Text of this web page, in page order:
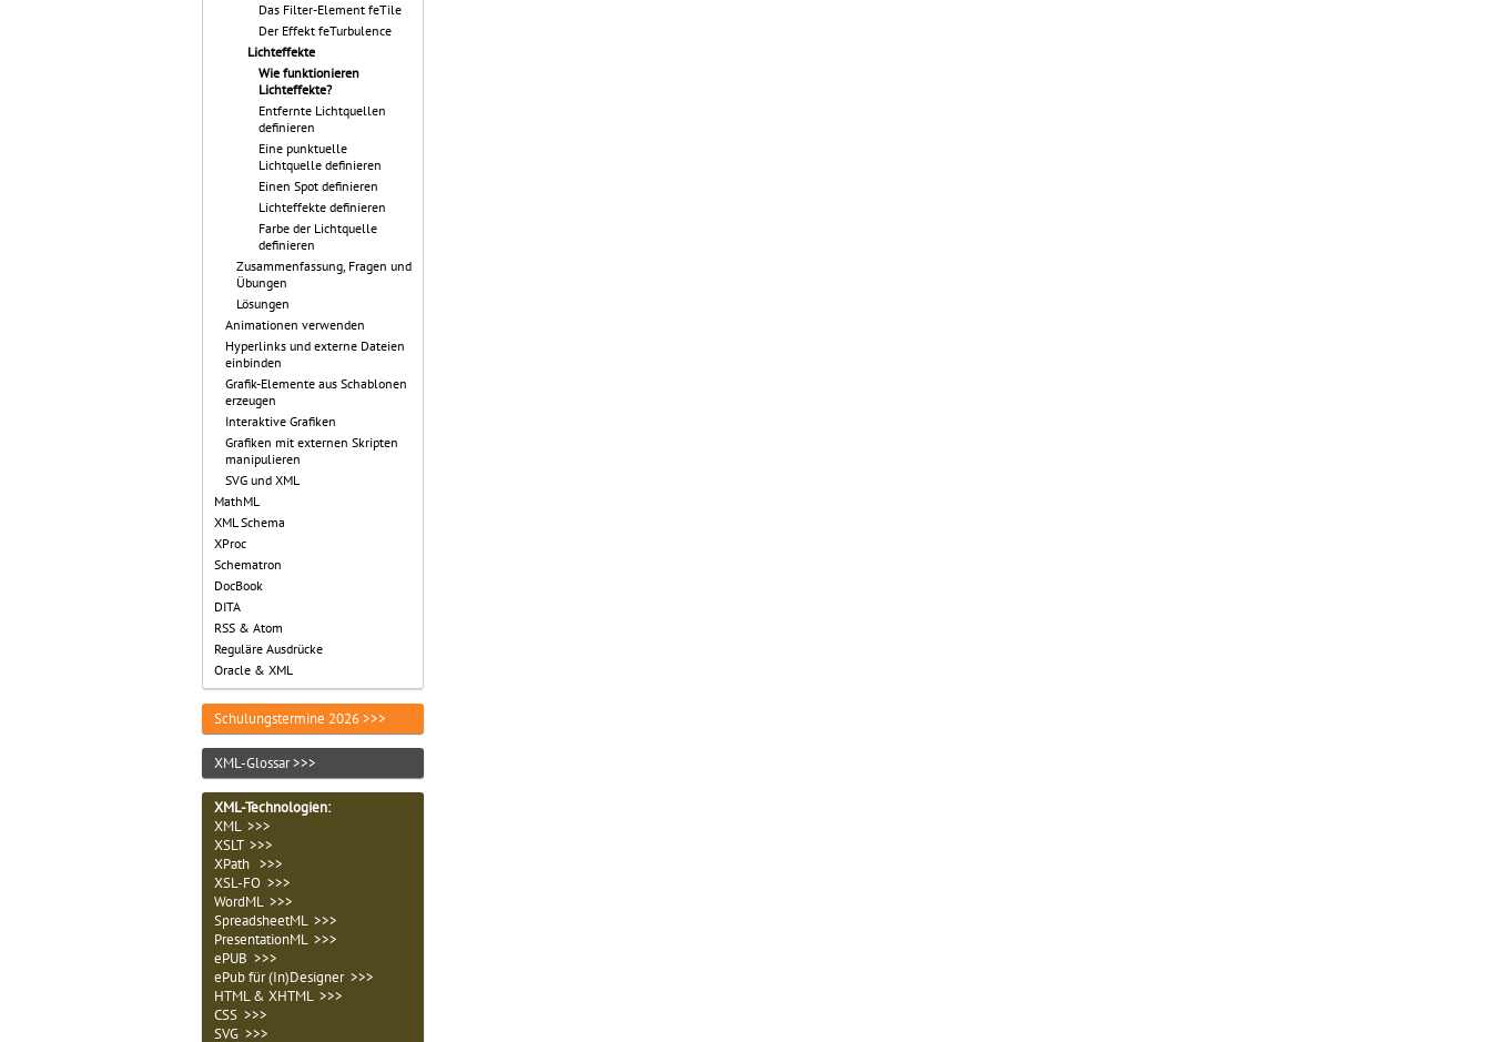
Das Filter-Element feTile
Der Effekt feTurbulence
Lichteffekte
Wie funktionieren
Lichteffekte?
Entfernte Lichtquellen
definieren
Eine punktuelle
Lichtquelle definieren
Einen Spot definieren
Lichteffekte definieren
Farbe der Lichtquelle
definieren
Zusammenfassung, Fragen und
Übungen
Lösungen
Animationen verwenden
Hyperlinks und externe Dateien
einbinden
Grafik-Elemente aus Schablonen
erzeugen
Interaktive Grafiken
Grafiken mit externen Skripten
manipulieren
SVG und XML
MathML
XML Schema
XProc
Schematron
DocBook
DITA
RSS & Atom
Reguläre Ausdrücke
Oracle & XML
Schulungstermine 2026 >>>
XML-Glossar >>>
XML-Technologien:
XML >>>
XSLT >>>
XPath >>>
XSL-FO >>>
WordML >>>
SpreadsheetML >>>
PresentationML >>>
ePUB >>>
ePub für (In)Designer >>>
HTML & XHTML >>>
CSS >>>
SVG >>>